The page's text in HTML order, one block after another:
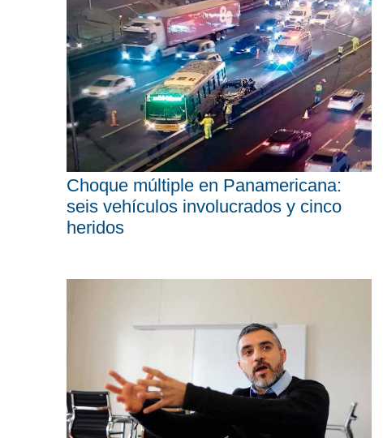
Choque múltiple en Panamericana:
seis vehículos involucrados y cinco
heridos